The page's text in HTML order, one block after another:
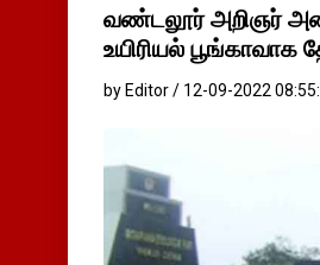
வண்டலூர் அறிஞர்
உயிரியல் பூங்காவாக
by Editor / 12-09-2022